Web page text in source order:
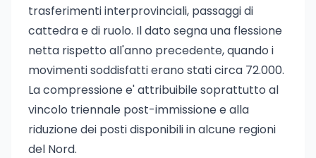
trasferimenti interprovinciali, passaggi di
cattedra e di ruolo. Il dato segna una flessione
netta rispetto all'anno precedente, quando i
movimenti soddisfatti erano stati circa 72.000.
La compressione e' attribuibile soprattutto al
vincolo triennale post-immissione e alla
riduzione dei posti disponibili in alcune regioni
del Nord.